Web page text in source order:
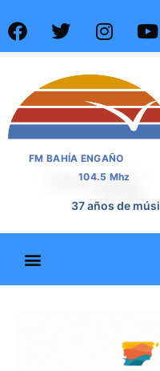
FM BAHÍA ENGAÑO
104.5 Mhz
37 años de